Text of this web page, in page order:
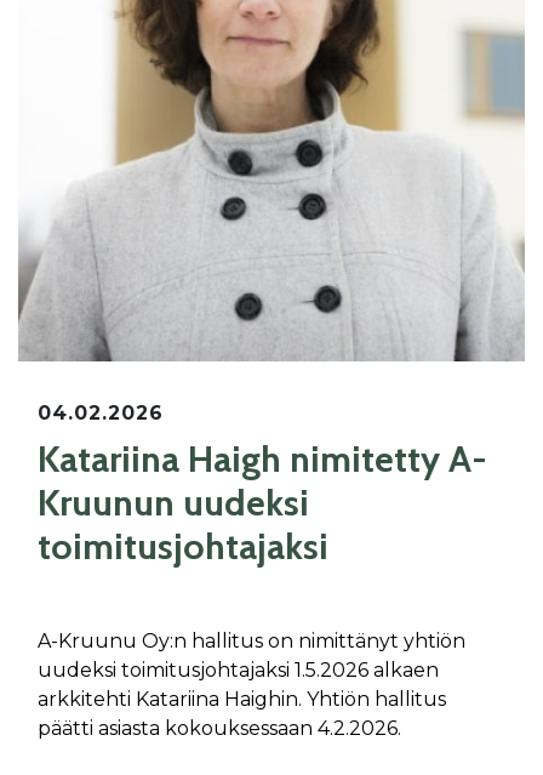
04.02.2026
Katariina Haigh nimitetty A-
Kruunun uudeksi
toimitusjohtajaksi
A-Kruunu Oy:n hallitus on nimittänyt yhtiön
uudeksi toimitusjohtajaksi 1.5.2026 alkaen
arkkitehti Katariina Haighin. Yhtiön hallitus
päätti asiasta kokouksessaan 4.2.2026.